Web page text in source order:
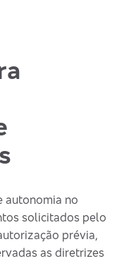
autonomia no
solicitados pelo
prévia,
as diretrizes